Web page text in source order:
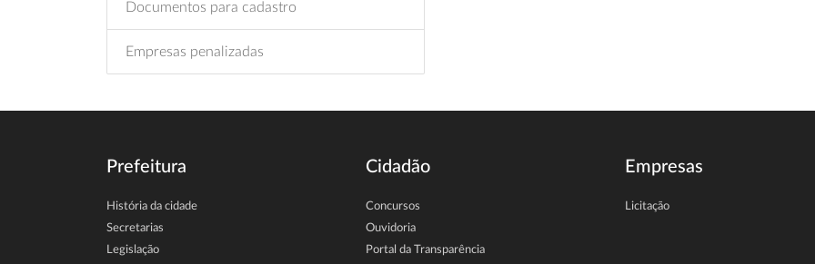
Documentos para cadastro
Empresas penalizadas
Prefeitura
História da cidade
Secretarias
Legislação
Cidadão
Concursos
Ouvidoria
Portal da Transparência
Empresas
Licitação